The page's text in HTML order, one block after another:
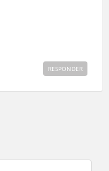
RESPONDER